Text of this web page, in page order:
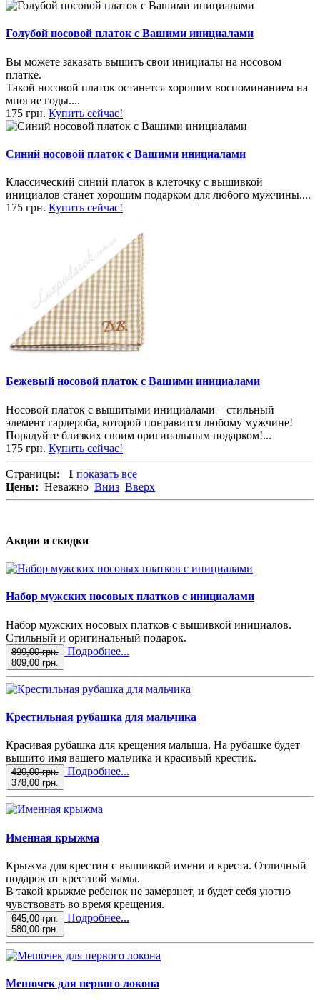
Голубой носовой платок с Вашими инициалами
Вы можете заказать вышить свои инициалы на носовом
платке.
Такой носовой платок останется хорошим воспоминанием на
многие годы....
175 грн. Купить сейчас!
Синий носовой платок с Вашими инициалами
Классический синий платок в клеточку с вышивкой
инициалов станет хорошим подарком для любого мужчины....
175 грн. Купить сейчас!
Бежевый носовой платок с Вашими инициалами
Носовой платок с вышитыми инициалами – стильный
элемент гардероба, которой понравится любому мужчине!
Порадуйте близких своим оригинальным подарком!...
175 грн. Купить сейчас!
Страницы: 1 показать все
Цены: Неважно Вниз Вверх
Акции и скидки
Набор мужских носовых платков с инициалами
Набор мужских носовых платков с вышивкой инициалов.
Стильный и оригинальный подарок.
899,00 грн.
809,00 грн.
Подробнее...
Крестильная рубашка для мальчика
Красивая рубашка для крещения малыша. На рубашке будет
вышито имя вашего мальчика и красивый крестик.
420,00 грн.
378,00 грн.
Подробнее...
Именная крыжма
Крыжма для крестин с вышивкой имени и креста. Отличный
подарок от крестной мамы.
В такой крыжме ребенок не замерзнет, и будет себя уютно
чувствовать во время крещения.
645,00 грн.
580,00 грн.
Подробнее...
Мешочек для первого локона